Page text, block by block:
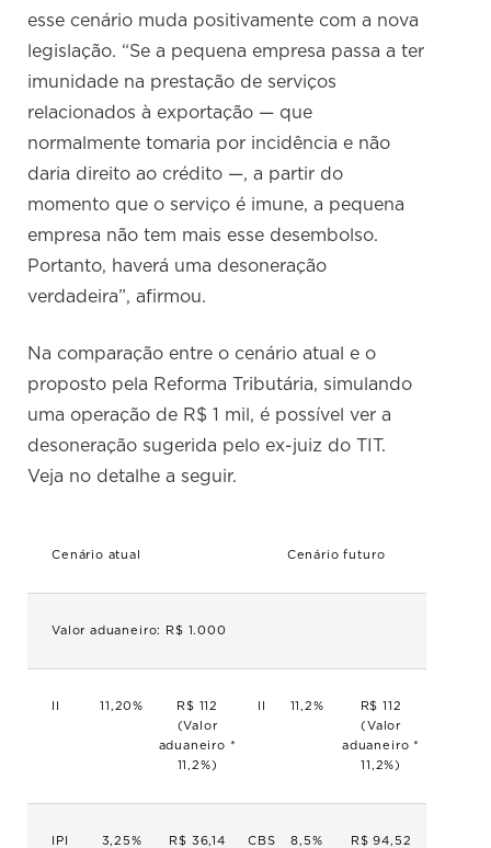
esse cenário muda positivamente com a nova
legislação. “Se a pequena empresa passa a ter
imunidade na prestação de serviços
relacionados à exportação — que
normalmente tomaria por incidência e não
daria direito ao crédito —, a partir do
momento que o serviço é imune, a pequena
empresa não tem mais esse desembolso.
Portanto, haverá uma desoneração
verdadeira”, afirmou.
Na comparação entre o cenário atual e o
proposto pela Reforma Tributária, simulando
uma operação de R$ 1 mil, é possível ver a
desoneração sugerida pelo ex-juiz do TIT.
Veja no detalhe a seguir.
Cenário atual Cenário futuro
Valor aduaneiro: R$ 1.000
11,20%
R$ 112
(Valor
aduaneiro *
11,2%)
11,2%
R$ 112
(Valor
aduaneiro *
11,2%)
IPI 3,25%
R$ 36,14
CBS 8,5%
R$ 94,52